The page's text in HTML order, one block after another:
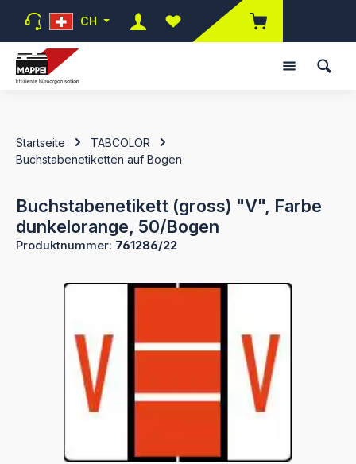
Zum Hauptinhalt springen
CH
Du hast 0 Produkte auf dem
Startseite
TABCOLOR
Buchstabenetiketten auf Bogen
Buchstabenetikett (gross) "V", Farbe
dunkelorange, 50/Bogen
Produktnummer: 761286/22
Bildergalerie überspringen